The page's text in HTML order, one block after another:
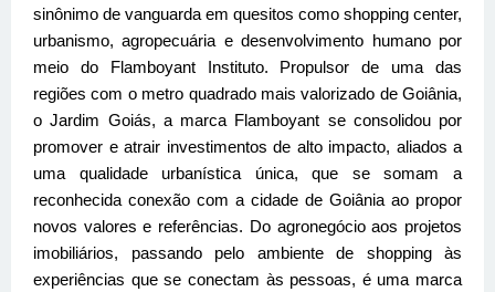
sinônimo de vanguarda em quesitos como shopping center,
urbanismo, agropecuária e desenvolvimento humano por
meio do Flamboyant Instituto. Propulsor de uma das
regiões com o metro quadrado mais valorizado de Goiânia,
o Jardim Goiás, a marca Flamboyant se consolidou por
promover e atrair investimentos de alto impacto, aliados a
uma qualidade urbanística única, que se somam a
reconhecida conexão com a cidade de Goiânia ao propor
novos valores e referências. Do agronegócio aos projetos
imobiliários, passando pelo ambiente de shopping às
experiências que se conectam às pessoas, é uma marca